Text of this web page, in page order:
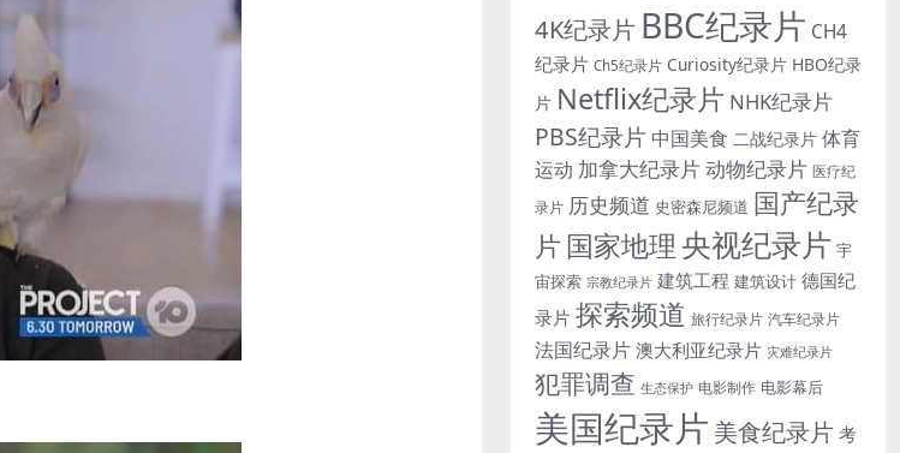
4K纪录片 BBC纪录片 CH4
纪录片 Ch5纪录片 Curiosity纪录片 HBO纪录
片 Netflix纪录片 NHK纪录片
PBS纪录片 中国美食 二战纪录片 体育
运动 加拿大纪录片动物纪录片 医疗纪
录片 历史频道 史密森尼频道 国产纪录
片 国家地理 央视纪录片 宇
宙探索 宗教纪录片 建筑工程 建筑设计 德国纪
录片 探索频道 旅行纪录片 汽车纪录片
法国纪录片 澳大利亚纪录片 灾难纪录片
犯罪调查 生态保护 电影制作 电影幕后
美国纪录片 美食纪录片考